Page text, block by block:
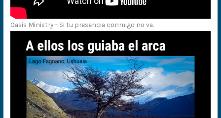
Oasis Ministry – Si tu presencia conmigo no va.